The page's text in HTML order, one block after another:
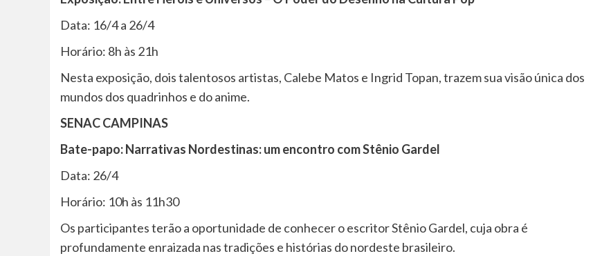
Data: 16/4 a 26/4
Horário: 8h às 21h
Nesta exposição, dois talentosos artistas, Calebe Matos e Ingrid Topan, trazem sua visão única dos
mundos dos quadrinhos e do anime.
SENAC CAMPINAS
Bate-papo: Narrativas Nordestinas: um encontro com Stênio Gardel
Data: 26/4
Horário: 10h às 11h30
Os participantes terão a oportunidade de conhecer o escritor Stênio Gardel, cuja obra é
profundamente enraizada nas tradições e histórias do nordeste brasileiro.